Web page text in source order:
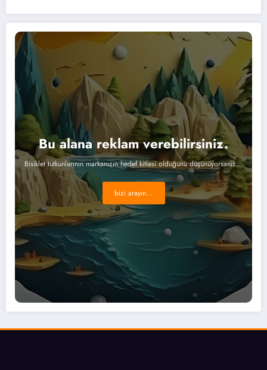
Bu alana reklam verebilirsiniz.
Bisiklet tutkunlarının markanızın hedef kitlesi olduğunu düşünüyorsanız...
bizi arayın...